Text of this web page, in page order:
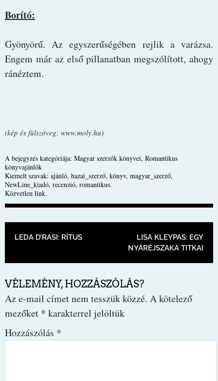
Borító:
Gyönyörű. Az egyszerűségében rejlik a varázsa.
Engem már az első pillanatban megszólított, ahogy
ránéztem.
(kép és fülszöveg: www.moly.hu)
A bejegyzés kategóriája: Magyar szerzők könyvei, Romantikus
könyvajánlók
Kiemelt szavak: ajánló, hazai_szerző, könyv, magyar_szerző,
NewLine_kiadó, recenzió, romantikus.
Közvetlen link.
BEJEGYZÉS NAVIGÁCIÓ
LEDA D’RASI: RÍTUS
LISA KLEYPAS: EGY
NYÁRÉJSZAKA TITKAI
VÉLEMÉNY, HOZZÁSZÓLÁS?
Az e-mail címet nem tesszük közzé. A kötelező
mezőket * karakterrel jelöltük
Hozzászólás *